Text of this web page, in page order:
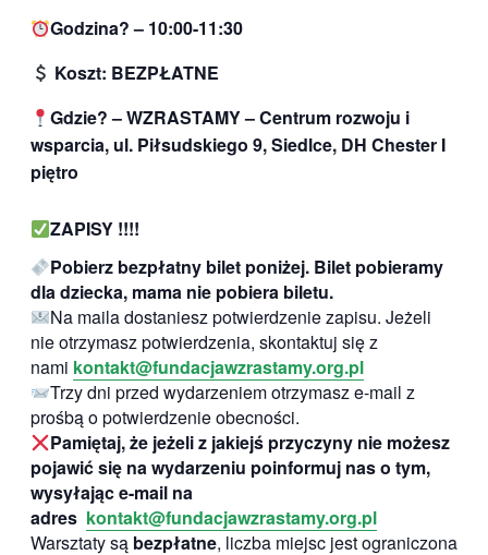
Godzina? – 10:00-11:30
Koszt: BEZPŁATNE
Gdzie? – WZRASTAMY – Centrum rozwoju i
wsparcia, ul. Piłsudskiego 9, Siedlce, DH Chester I
piętro
ZAPISY !!!!
Pobierz bezpłatny bilet poniżej. Bilet pobieramy
dla dziecka, mama nie pobiera biletu.
Na maila dostaniesz potwierdzenie zapisu. Jeżeli
nie otrzymasz potwierdzenia, skontaktuj się z
nami kontakt@fundacjawzrastamy.org.pl
Trzy dni przed wydarzeniem otrzymasz e-mail z
prośbą o potwierdzenie obecności.
Pamiętaj, że jeżeli z jakiejś przyczyny nie możesz
pojawić się na wydarzeniu poinformuj nas o tym,
wysyłając e-mail na
adres kontakt@fundacjawzrastamy.org.pl
Warsztaty są bezpłatne, liczba miejsc jest ograniczona